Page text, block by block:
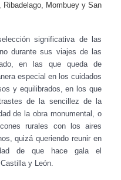
Mombuey y San
significativa de las
durante sus viajes de las
en las que queda de
especial en los cuidados
y equilibrados, en los que
de la sencillez de la
de la obra monumental, o
rurales con los aires
quizá queriendo reunir en
de que hace gala el
y León.